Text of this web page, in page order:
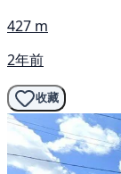
427 m
2年前
收藏